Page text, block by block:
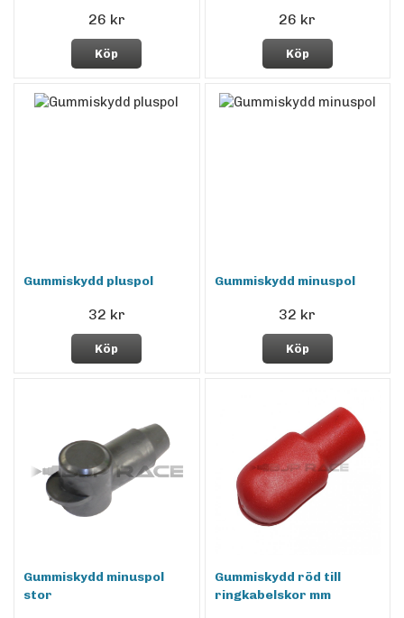
26 kr
Köp
26 kr
Köp
Gummiskydd pluspol
32 kr
Köp
Gummiskydd minuspol
32 kr
Köp
Gummiskydd minuspol
stor
Gummiskydd röd till
ringkabelskor mm